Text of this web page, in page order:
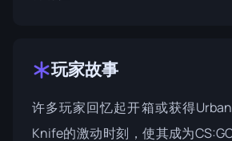
玩家故事
许多玩家回忆起开箱或获得
Knife的激动时刻，使其成为